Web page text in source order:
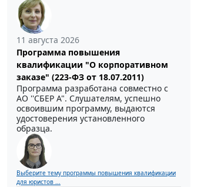
11 августа 2026
Программа повышения
квалификации "О корпоративном
заказе" (223-ФЗ от 18.07.2011)
Программа разработана совместно с
АО ''СБЕР А". Слушателям, успешно
освоившим программу, выдаются
удостоверения установленного
образца.
Выберите тему программы повышения квалификации
для юристов ...